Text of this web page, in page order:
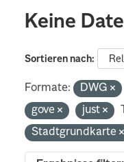
Keine
Sortieren nach
Formate: DWG
gove
just
Stadtgrundkarte